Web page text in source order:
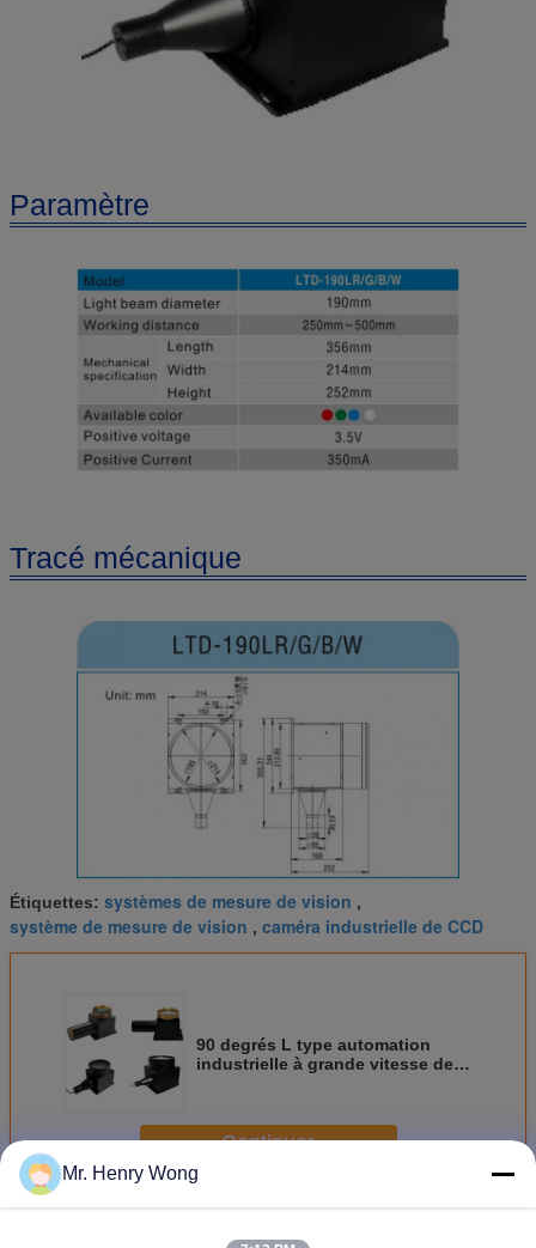
Paramètre
Tracé mécanique
Étiquettes: systèmes de mesure de vision ,
système de mesure de vision , caméra industrielle de CCD
90 degrés L type automation
industrielle à grande vitesse de
Continuer
PlusVMM accessoires facultatifs
Mr. Henry Wong